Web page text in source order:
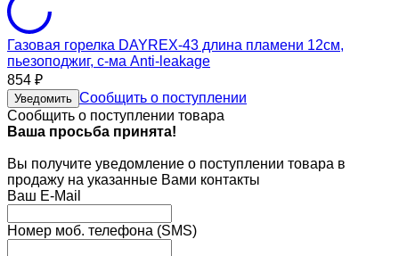
Газовая горелка DAYREX-43 длина пламени 12см,
пьезоподжиг, с-ма Anti-leakage
854 ₽
Уведомить Сообщить о поступлении
Сообщить о поступлении товара
Ваша просьба принята!
Вы получите уведомление о поступлении товара в
продажу на указанные Вами контакты
Ваш E-Mail
Номер моб. телефона (SMS)